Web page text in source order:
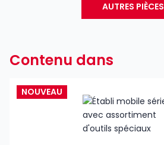
AUTRES PIÈCES
Contenu dans
NOUVEAU